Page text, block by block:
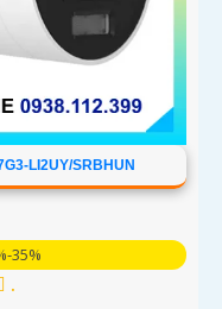
LI2UY/SRBHUN
35%
.